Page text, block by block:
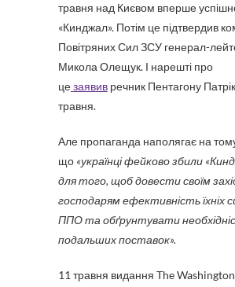
травня над Києвом вперше
«Кинджал». Потім це підтвердив
Повітряних Сил ЗСУ генерал-
Микола Олещук. І нарешті про
цезаявив речник Пентагону
травня.
Але пропаганда наполягає на
що «українці фейково збили
для того, щоб довести своїм
господарям ефективність їхніх
ППО та обґрунтувати
подальших поставок».
11 травня видання The